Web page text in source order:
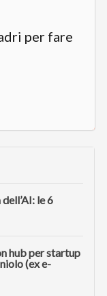
per fare
le 6
hub per startup
(ex e-